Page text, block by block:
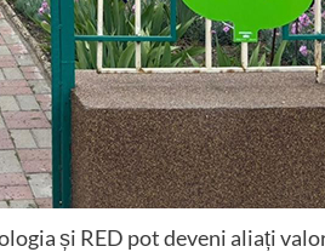
și RED pot deveni aliați